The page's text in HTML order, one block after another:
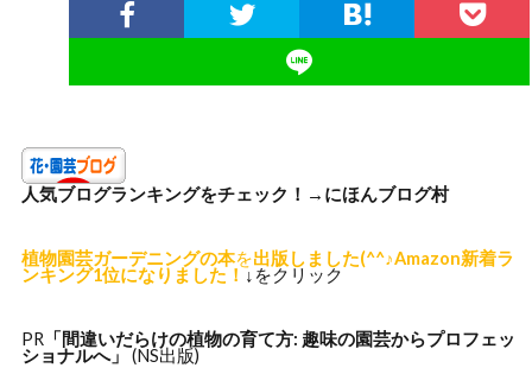
人気ブログランキングをチェック！→ にほんブログ村
植物園芸ガーデニングの本を出版しました(^^♪Amazon新着ラ
ンキング1位になりました！↓をクリック
PR 「間違いだらけの植物の育て方: 趣味の園芸からプロフェッ
ショナルへ」
(NS出版)